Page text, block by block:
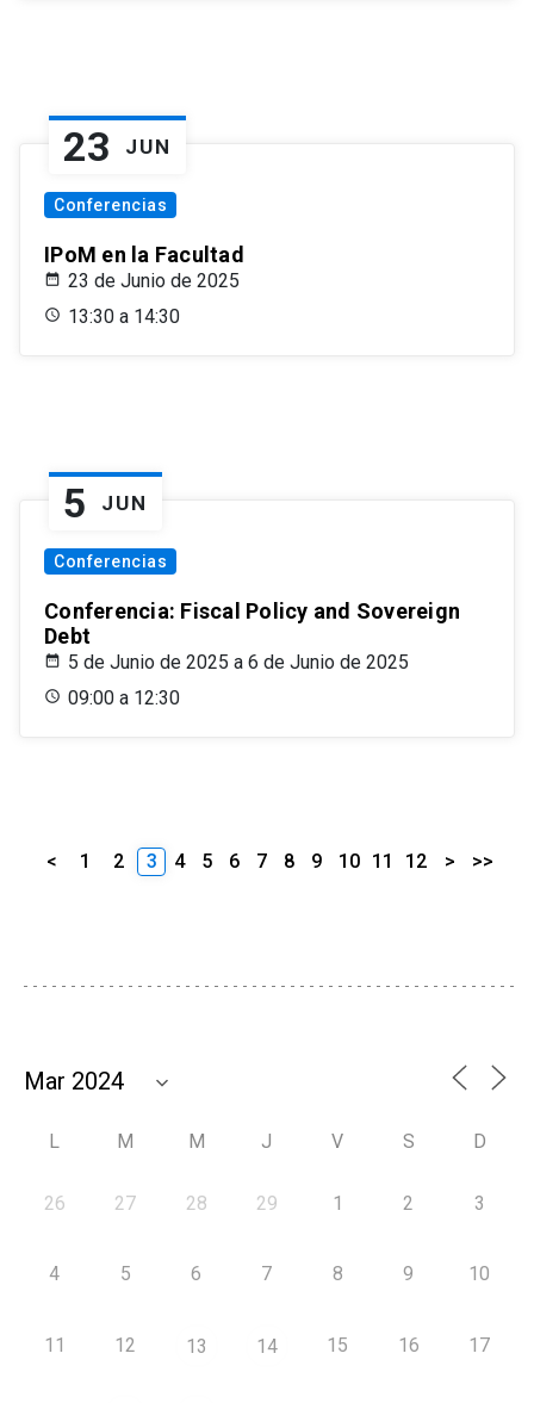
23 JUN
Conferencias
IPoM en la Facultad
23 de Junio de 2025
13:30 a 14:30
5 JUN
Conferencias
Conferencia: Fiscal Policy and Sovereign
Debt
5 de Junio de 2025 a 6 de Junio de 2025
09:00 a 12:30
< 1 2 3 4 5 6 7 8 9 10 11 12 > >>
L M M J V S D
26 27 28 29 1 2 3
4 5 6 7 8 9 10
11 12 13 14 15 16 17